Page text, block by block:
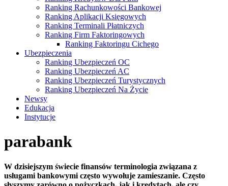
Ranking Rachunkowości Bankowej
Ranking Aplikacji Księgowych
Ranking Terminali Płatniczych
Ranking Firm Faktoringowych
Ranking Faktoringu Cichego
Ubezpieczenia
Ranking Ubezpieczeń OC
Ranking Ubezpieczeń AC
Ranking Ubezpieczeń Turystycznych
Ranking Ubezpieczeń Na Życie
Newsy
Edukacja
Instytucje
parabank
W dzisiejszym świecie finansów terminologia związana z
usługami bankowymi często wywołuje zamieszanie. Często